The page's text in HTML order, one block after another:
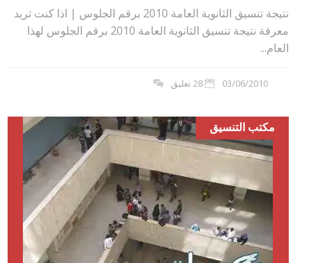
نتيجة تنسيق الثانوية العامة 2010 برقم الجلوس | اذا كنت تريد
معرفة نتيجة تنسيق الثانوية العامة 2010 برقم الجلوس لهذا
العام...
03/06/2010 28 تعليق
مكتب التنسيق